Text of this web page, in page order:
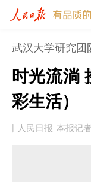
武汉大学研究团
时光流淌
彩生活）
人民日报 本报记